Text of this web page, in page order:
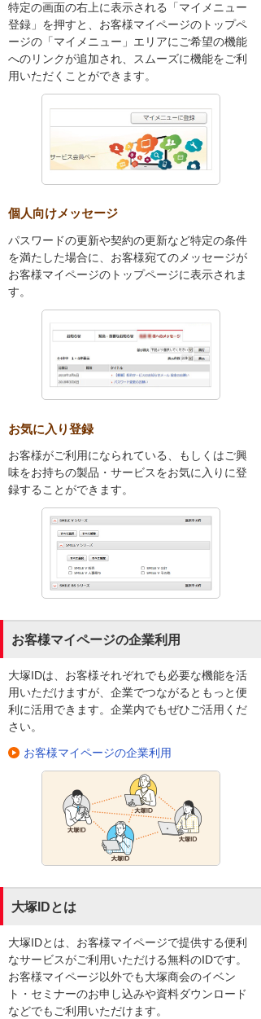
特定の画面の右上に表示される「マイメニュー
登録」を押すと、お客様マイページのトップペ
ージの「マイメニュー」エリアにご希望の機能
へのリンクが追加され、スムーズに機能をご利
用いただくことができます。
個人向けメッセージ
パスワードの更新や契約の更新など特定の条件
を満たした場合に、お客様宛てのメッセージが
お客様マイページのトップページに表示されま
す。
お気に入り登録
お客様がご利用になられている、もしくはご興
味をお持ちの製品・サービスをお気に入りに登
録することができます。
お客様マイページの企業利用
大塚IDは、お客様それぞれでも必要な機能を活
用いただけますが、企業でつながるともっと便
利に活用できます。企業内でもぜひご活用くだ
さい。
お客様マイページの企業利用
大塚IDとは
大塚IDとは、お客様マイページで提供する便利
なサービスがご利用いただける無料のIDです。
お客様マイページ以外でも大塚商会のイベン
ト・セミナーのお申し込みや資料ダウンロード
などでもご利用いただけます。